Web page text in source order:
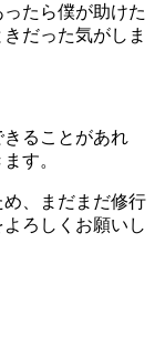
たら僕が助けた
だった気がしま
ることがあれ
す。
、まだまだ修行
ろしくお願いし